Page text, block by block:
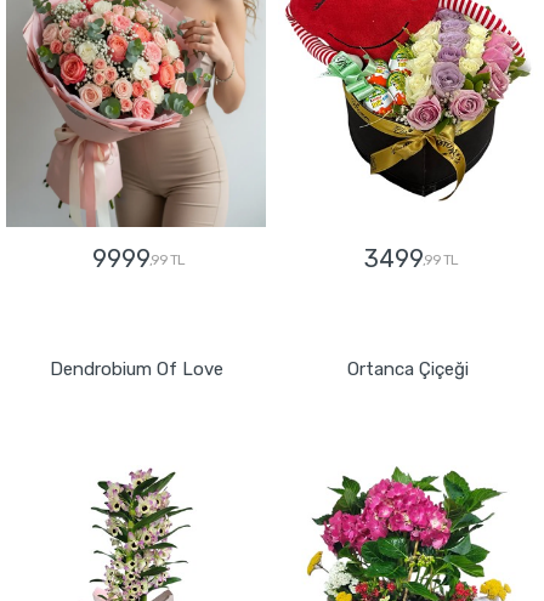
9999,99 TL 3499,99 TL
Dendrobium Of Love Ortanca Çiçeği